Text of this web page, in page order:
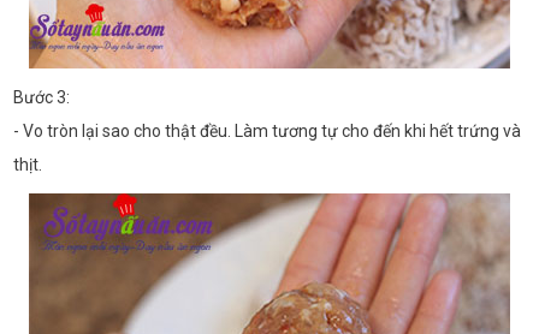
Bước 3:
- Vo tròn lại sao cho thật đều. Làm tương tự cho đến khi hết trứng và
thịt.